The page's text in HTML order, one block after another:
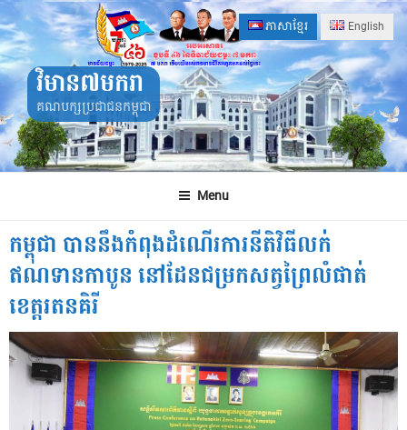
Skip
to
content
ភាសាខ្មែរ English
វិមាន៧មករា
គណបក្សប្រជាជនកម្ពុជា
Menu
កម្ពុជា បាននឹងកំពុងដំណើរការនីតិវិធីលក់
ឥណទានកាបូន នៅដែនជម្រកសត្វព្រៃលំផាត់
ខេត្តរតនគិរី